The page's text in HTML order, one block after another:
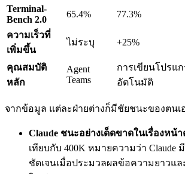
Terminal-
Bench 2.0
65.4% 77.3%
ความเร็วที่
เพิ่มขึ้น
ไม่ระบุ +25%
คุณสมบัติ
หลัก
Agent
Teams
การเขียนโปรแ
อัตโนมัติ
จากข้อมูล แต่ละฝ่ายต่างก็มีชัยชนะของตนเ
Claude ชนะอย่างเด็ดขาดในเรื่องหน้
เทียบกับ 400K หมายความว่า Claude
ชัดเจนเมื่อประมวลผลข้อความยาวแ